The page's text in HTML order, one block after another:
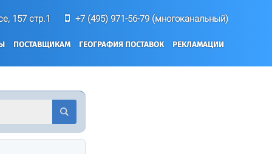
157 стр.1 +7 (495) 971-56-79 (многоканальный)
ПОСТАВЩИКАМ ГЕОГРАФИЯ ПОСТАВОК РЕКЛАМАЦИИ